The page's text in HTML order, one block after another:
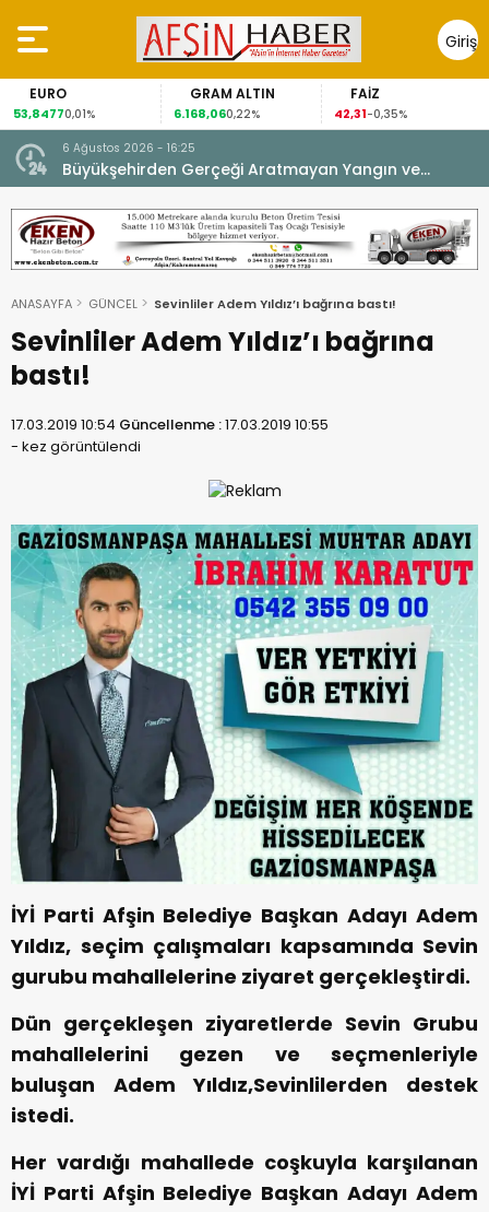
Giriş
Yap
EURO
53,84770,01%
GRAM ALTIN
6.168,060,22%
FAİZ
42,31-0,35%
6 Ağustos 2026 - 16:25
Büyükşehirden Gerçeği Aratmayan Yangın ve
Kurtarma Tatbikatı.
ANASAYFA GÜNCEL Sevinliler Adem Yıldız’ı bağrına bastı!
Sevinliler Adem Yıldız’ı bağrına
bastı!
17.03.2019 10:54 Güncellenme :17.03.2019 10:55
- kez görüntülendi
İYİ Parti Afşin Belediye Başkan Adayı Adem
Yıldız, seçim çalışmaları kapsamında Sevin
gurubu mahallelerine ziyaret gerçekleştirdi.
Dün gerçekleşen ziyaretlerde Sevin Grubu
mahallelerini gezen ve seçmenleriyle
buluşan Adem Yıldız,Sevinlilerden destek
istedi.
Her vardığı mahallede coşkuyla karşılanan
İYİ Parti Afşin Belediye Başkan Adayı Adem